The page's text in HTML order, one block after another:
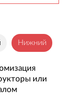
Нижний
или